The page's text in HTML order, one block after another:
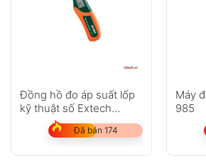
Đồng hồ đo áp suất lốp
kỹ thuật số Extech
AUT10
Đã bán 174
Máy
985